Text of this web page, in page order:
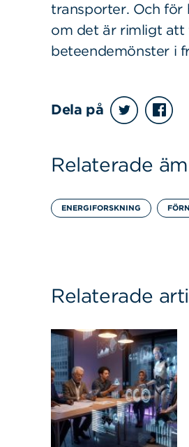
transporter. Och för
om det är rimligt att
beteendemönster i
Dela på
Relaterade
ENERGIFORSKNING
Relaterade